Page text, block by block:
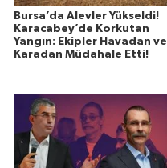
Bursa’da Alevler Yükseldi!
Karacabey’de Korkutan
Yangın: Ekipler Havadan ve
Karadan Müdahale Etti!